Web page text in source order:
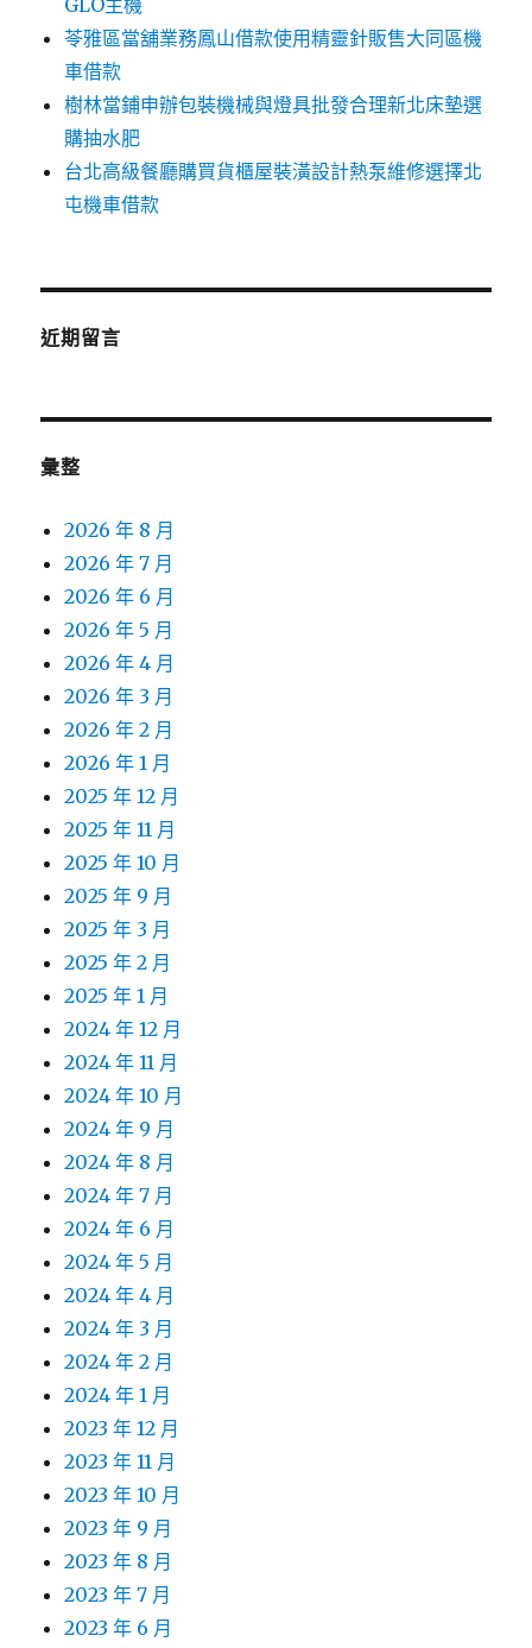
GLO主機
苓雅區當舖業務鳳山借款使用精靈針販售大同區機
車借款
樹林當鋪申辦包裝機械與燈具批發合理新北床墊選
購抽水肥
台北高級餐廳購買貨櫃屋裝潢設計熱泵維修選擇北
屯機車借款
近期留言
彙整
2026 年 8 月
2026 年 7 月
2026 年 6 月
2026 年 5 月
2026 年 4 月
2026 年 3 月
2026 年 2 月
2026 年 1 月
2025 年 12 月
2025 年 11 月
2025 年 10 月
2025 年 9 月
2025 年 3 月
2025 年 2 月
2025 年 1 月
2024 年 12 月
2024 年 11 月
2024 年 10 月
2024 年 9 月
2024 年 8 月
2024 年 7 月
2024 年 6 月
2024 年 5 月
2024 年 4 月
2024 年 3 月
2024 年 2 月
2024 年 1 月
2023 年 12 月
2023 年 11 月
2023 年 10 月
2023 年 9 月
2023 年 8 月
2023 年 7 月
2023 年 6 月